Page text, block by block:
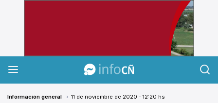
Información general 11 de noviembre de 2020 - 12:20 hs